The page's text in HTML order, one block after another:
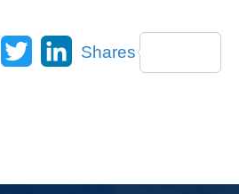
Facebook
Twitter LinkedIn
Shares